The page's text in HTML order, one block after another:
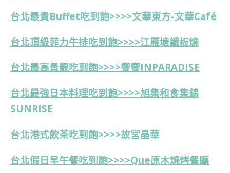
台北最貴Buffet吃到飽>>>>文華東方-文華Café
台北頂級菲力牛排吃到飽>>>>江雁塘鐵板燒
台北最高景觀吃到飽>>>>饗饗INPARADISE
台北最強日本料理吃到飽>>>>旭集和食集錦
SUNRISE
台北港式飲茶吃到飽>>>>故宮晶華
台北假日早午餐吃到飽>>>>Que原木燒烤餐廳